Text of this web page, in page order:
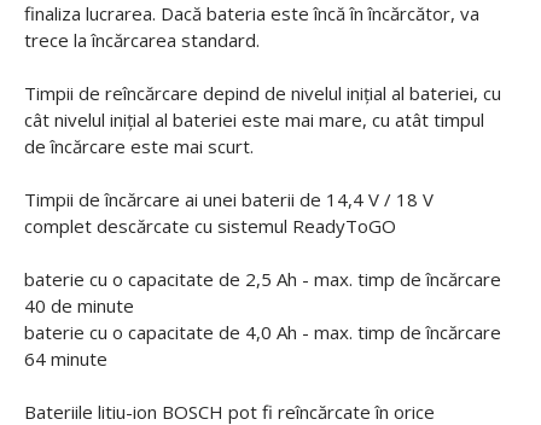
finaliza lucrarea. Dacă bateria este încă în încărcător, va
trece la încărcarea standard.
Timpii de reîncărcare depind de nivelul inițial al bateriei, cu
cât nivelul inițial al bateriei este mai mare, cu atât timpul
de încărcare este mai scurt.
Timpii de încărcare ai unei baterii de 14,4 V / 18 V
complet descărcate cu sistemul ReadyToGO
baterie cu o capacitate de 2,5 Ah - max. timp de încărcare
40 de minute
baterie cu o capacitate de 4,0 Ah - max. timp de încărcare
64 minute
Bateriile litiu-ion BOSCH pot fi reîncărcate în orice